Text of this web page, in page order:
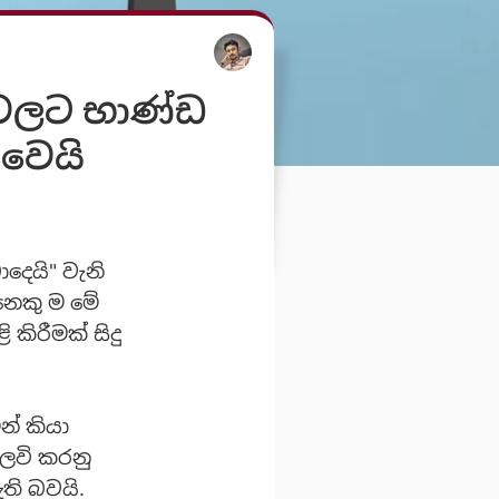
වලට භාණ්ඩ
වැනි
ම මේ
කිරීමක් සිදු
කියා
කරනු
බවයි.